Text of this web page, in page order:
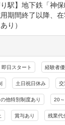
駅】地下鉄「神
用期間終了以降、
り）
即日スタート 経験者
土日祝日休み 交
の他特別制度あり 20
賞与あり 残業代